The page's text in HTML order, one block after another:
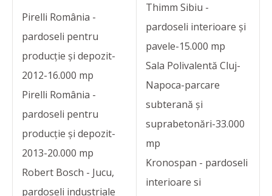
Pirelli România -
pardoseli pentru
producție și depozit-
2012-16.000 mp
Pirelli România -
pardoseli pentru
producție și depozit-
2013-20.000 mp
Robert Bosch - Jucu,
pardoseli industriale
Thimm Sibiu -
pardoseli interioare și
pavele-15.000 mp
Sala Polivalentă Cluj-
Napoca-parcare
subterană și
suprabetonări-33.000
mp
Kronospan - pardoseli
interioare si